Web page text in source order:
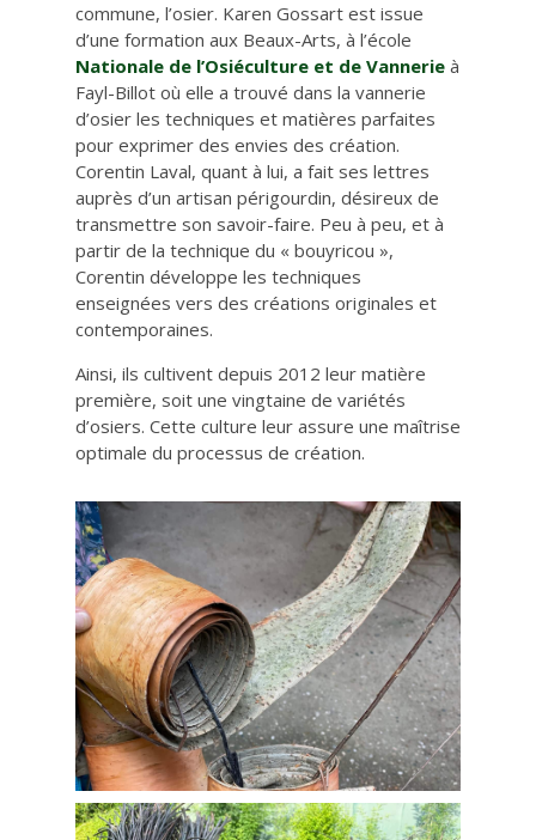
commune, l’osier. Karen Gossart est issue
d’une formation aux Beaux-Arts, à l’école
Nationale de l’Osiéculture et de Vannerieà
Fayl-Billot où elle a trouvé dans la vannerie
d’osier les techniques et matières parfaites
pour exprimer des envies des création.
Corentin Laval, quant à lui, a fait ses lettres
auprès d’un artisan périgourdin, désireux de
transmettre son savoir-faire. Peu à peu, et à
partir de la technique du « bouyricou »,
Corentin développe les techniques
enseignées vers des créations originales et
contemporaines.
Ainsi, ils cultivent depuis 2012 leur matière
première, soit une vingtaine de variétés
d’osiers. Cette culture leur assure une maîtrise
optimale du processus de création.